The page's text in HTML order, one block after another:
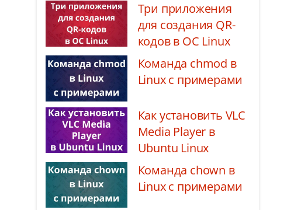
Три приложения
для создания QR-
кодов в ОС Linux
Команда chmod в
Linux с примерами
Как установить VLC
Media Player в
Ubuntu Linux
Команда chown в
Linux с примерами